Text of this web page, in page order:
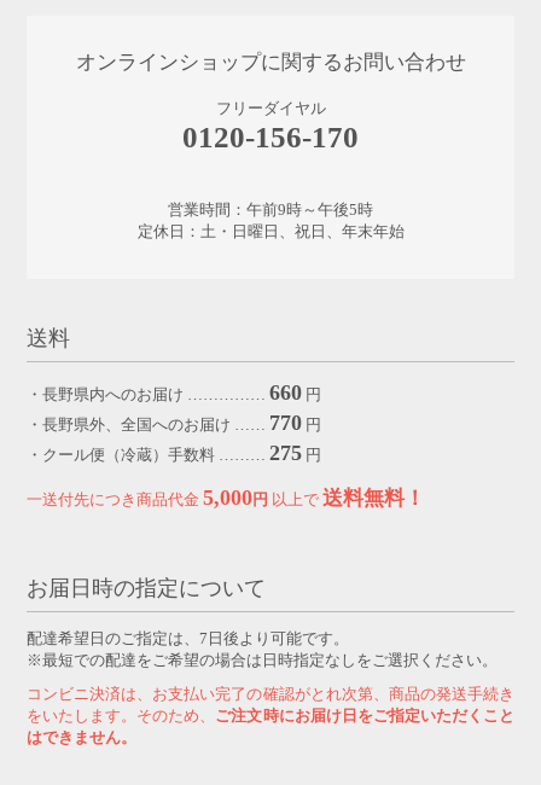
オンラインショップに関するお問い合わせ
フリーダイヤル
0120-156-170
営業時間：午前9時～午後5時
定休日：土・日曜日、祝日、年末年始
送料
・長野県内へのお届け ……………660 円
・長野県外、全国へのお届け …… 770 円
・クール便（冷蔵）手数料 ………275 円
一送付先につき商品代金5,000円 以上で送料無料！
お届日時の指定について
配達希望日のご指定は、7日後より可能です。
※最短での配達をご希望の場合は日時指定なしをご選択ください。
コンビニ決済は、お支払い完了の確認がとれ次第、商品の発送手続き
をいたします。そのため、 ご注文時にお届け日をご指定いただくこと
はできません。